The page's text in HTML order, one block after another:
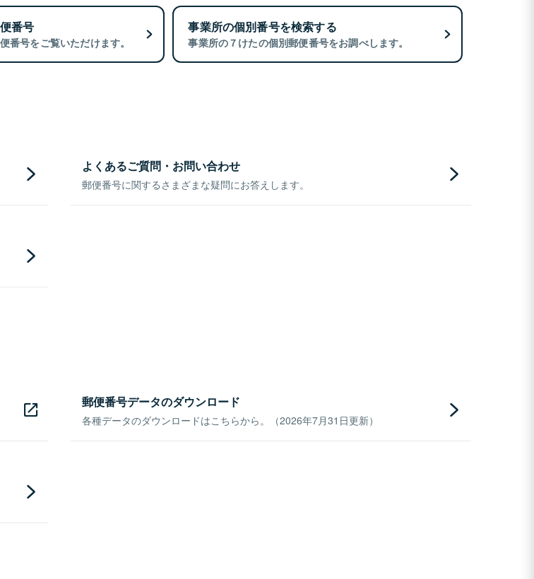
番号
番号をご覧いただけます。
事業所の個別番号を検索する
事業所の７けたの個別郵便番号をお調べします。
よくあるご質問・お問い合わせ
郵便番号に関するさまざまな疑問にお答えします。
郵便番号データのダウンロード
各種データのダウンロードはこちらから。（2026年7月31日更新）